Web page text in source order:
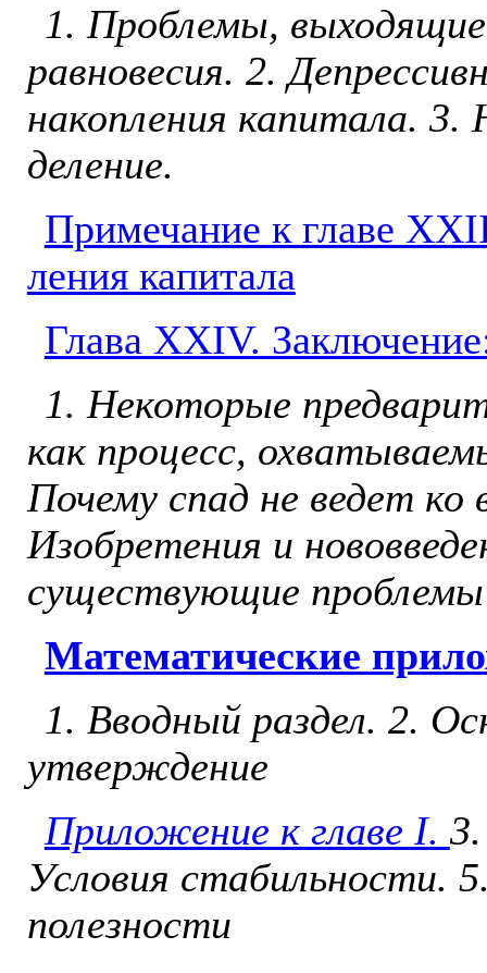
1. Проблемы,
равновесия. 2.
накопления капитала.
деление.
Примечание к главе
ления капитала
Глава ХXIV.
1. Некоторые
как процесс,
Поче­му спад не ведет
Изобре­тения и
существующие проблемы
Математические
1. Вводный раздел. 2.
утверж­дение
Приложение к главе I.
Условия стабильности.
полезности